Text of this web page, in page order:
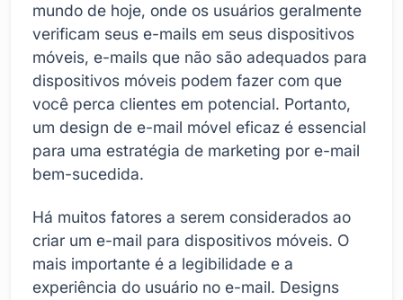
mundo de hoje, onde os usuários geralmente
verificam seus e-mails em seus dispositivos
móveis, e-mails que não são adequados para
dispositivos móveis podem fazer com que
você perca clientes em potencial. Portanto,
um design de e-mail móvel eficaz é essencial
para uma estratégia de marketing por e-mail
bem-sucedida.
Há muitos fatores a serem considerados ao
criar um e-mail para dispositivos móveis. O
mais importante é a legibilidade e a
experiência do usuário no e-mail. Designs